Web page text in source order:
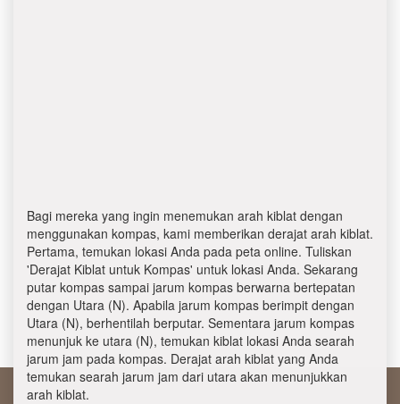
Bagi mereka yang ingin menemukan arah kiblat dengan
menggunakan kompas, kami memberikan derajat arah kiblat.
Pertama, temukan lokasi Anda pada peta online. Tuliskan
'Derajat Kiblat untuk Kompas' untuk lokasi Anda. Sekarang
putar kompas sampai jarum kompas berwarna bertepatan
dengan Utara (N). Apabila jarum kompas berimpit dengan
Utara (N), berhentilah berputar. Sementara jarum kompas
menunjuk ke utara (N), temukan kiblat lokasi Anda searah
jarum jam pada kompas. Derajat arah kiblat yang Anda
temukan searah jarum jam dari utara akan menunjukkan
arah kiblat.